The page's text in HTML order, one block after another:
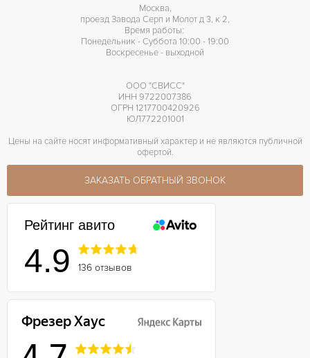
Москва,
проезд Завода Серп и Молот д 3, к 2,
Время работы:
Понедельник - Суббота 10:00 - 19:00
Воскресенье - выходной
ООО "СВИСС"
ИНН 9722007386
ОГРН 1217700420926
ЮЛ772201001
Цены на сайте носят информативный характер и не являются публичной
офертой.
ЗАКАЗАТЬ ОБРАТНЫЙ ЗВОНОК
Рейтинг авито
4.9 136 отзывов